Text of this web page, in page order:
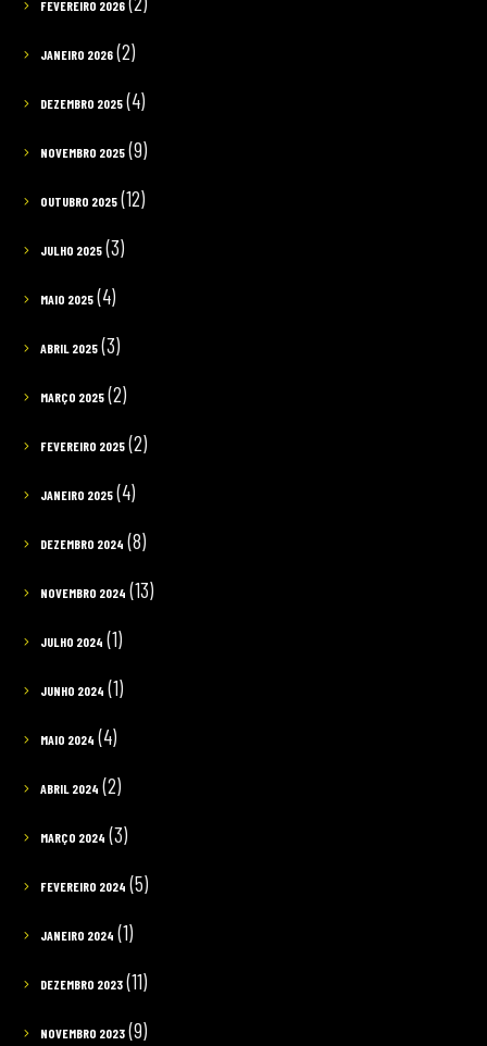
FEVEREIRO 2026
JANEIRO 2026(2)
DEZEMBRO 2025(4)
NOVEMBRO 2025(9)
OUTUBRO 2025(12)
JULHO 2025(3)
MAIO 2025(4)
ABRIL 2025(3)
MARÇO 2025(2)
FEVEREIRO 2025(2)
JANEIRO 2025(4)
DEZEMBRO 2024 (8)
NOVEMBRO 2024 (13)
JULHO 2024 (1)
JUNHO 2024 (1)
MAIO 2024 (4)
ABRIL 2024 (2)
MARÇO 2024 (3)
FEVEREIRO 2024 (5)
JANEIRO 2024 (1)
DEZEMBRO 2023(11)
NOVEMBRO 2023(9)